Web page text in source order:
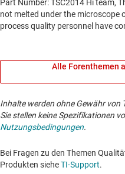
Alle Forenthemen
Inhalte werden ohne Gewähr von
Sie stellen keine Spezifikationen
Nutzungsbedingungen.
Bei Fragen zu den Themen
Produkten sieheTI-Support. ​​​​​​​​​​​​​​